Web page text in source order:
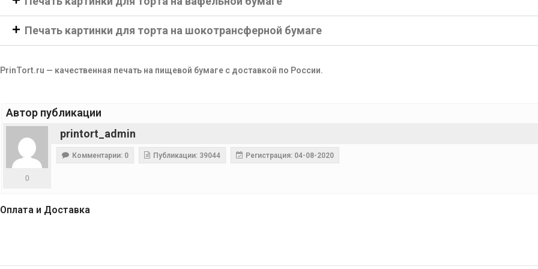
Печать картинки для торта на шокотрансферной бумаге
PrinTort.ru — качественная печать на пищевой бумаге с доставкой по России.
Автор публикации
printort_admin
0
Комментарии: 0 Публикации: 39044 Регистрация: 04-08-2020
Оплата и Доставка